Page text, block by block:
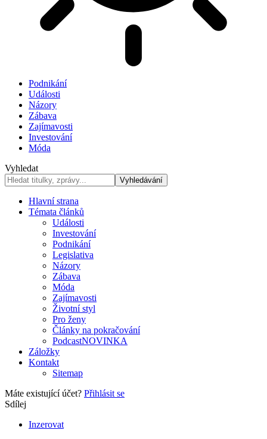
Podnikání
Události
Názory
Zábava
Zajímavosti
Investování
Móda
Vyhledat
Hlavní strana
Témata článků
Události
Investování
Podnikání
Legislativa
Názory
Zábava
Móda
Zajímavosti
Životní styl
Pro ženy
Články na pokračování
PodcastNOVINKA
Záložky
Kontakt
Sitemap
Máte existující účet? Přihlásit se
Sdílej
Inzerovat